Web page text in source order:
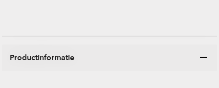
Productinformatie